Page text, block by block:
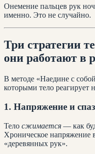
Онемение пальцев рук
именно. Это не случайно.
Три стратегии
они работают в
В методе «Наедине с
которыми тело реагирует
1. Напряжение и
Тело сжимается — как
Хроническое напряжение
«деревянных рук».